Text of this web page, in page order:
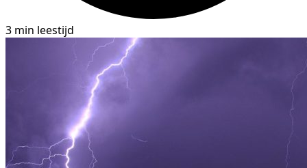
3 min leestijd